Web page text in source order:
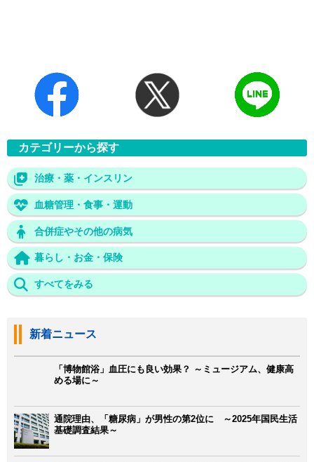
カテゴリーから探す
治療・薬・インスリン
血糖管理・食事・運動
合併症やその他の病気
暮らし・お金・保険
すべてをみる
新着ニュース
「博物館浴」血圧にも良い効果？ ～ミュージアム、健康高
める場に～
通院理由、「糖尿病」が男性の第2位に ～2025年国民生活
基礎調査結果～